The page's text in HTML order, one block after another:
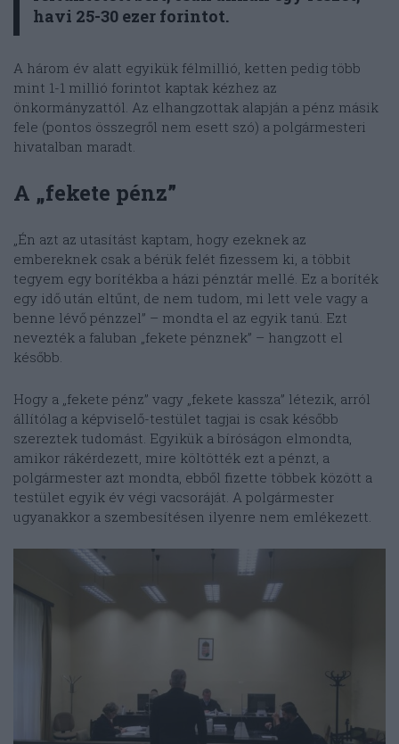
havi 25-30 ezer forintot.
A három év alatt egyikük félmillió, ketten pedig több
mint 1-1 millió forintot kaptak kézhez az
önkormányzattól. Az elhangzottak alapján a pénz másik
fele (pontos összegről nem esett szó) a polgármesteri
hivatalban maradt.
A „fekete pénz”
„Én azt az utasítást kaptam, hogy ezeknek az
embereknek csak a bérük felét fizessem ki, a többit
tegyem egy borítékba a házi pénztár mellé. Ez a boríték
egy idő után eltűnt, de nem tudom, mi lett vele vagy a
benne lévő pénzzel” – mondta el az egyik tanú. Ezt
nevezték a faluban „fekete pénznek” – hangzott el
később.
Hogy a „fekete pénz” vagy „fekete kassza” létezik, arról
állítólag a képviselő-testület tagjai is csak később
szereztek tudomást. Egyikük a bíróságon elmondta,
amikor rákérdezett, mire költötték ezt a pénzt, a
polgármester azt mondta, ebből fizette többek között a
testület egyik év végi vacsoráját. A polgármester
ugyanakkor a szembesítésen ilyenre nem emlékezett.